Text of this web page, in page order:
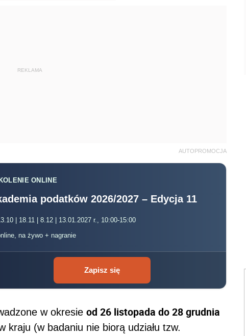
REKLAMA
AUTOPROMOCJA
ONLINE
podatków 2026/2027 – Edycja 11
| 18.11 | 8.12 | 13.01.2027 r., 10:00-15:00
na żywo + nagranie
Zapisz się
w okresie od 26 listopada do 28 grudnia
kraju (w badaniu nie biorą udziału tzw.